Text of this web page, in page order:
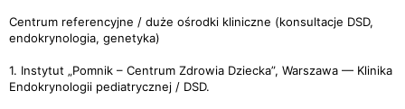
Centrum referencyjne / duże ośrodki kliniczne (konsultacje DSD,
endokrynologia, genetyka)
1. Instytut „Pomnik – Centrum Zdrowia Dziecka”, Warszawa — Klinika
Endokrynologii pediatrycznej / DSD.